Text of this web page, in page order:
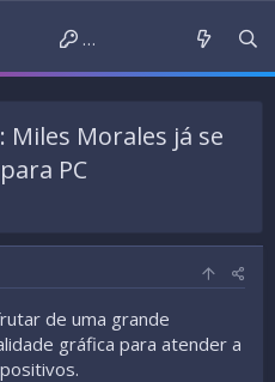
sessão Criar conta
Miles Morales já se
PC
de uma grande
gráfica para atender a